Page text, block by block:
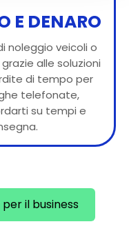
E DENARO
noleggio veicoli o
alle soluzioni
di tempo per
telefonate,
su tempi e
il business